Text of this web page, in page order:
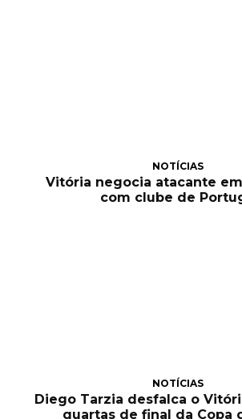
NOTÍCIAS
Vitória negocia atacante
com clube de
NOTÍCIAS
Diego Tarzia desfalca o
quartas de final da Copa